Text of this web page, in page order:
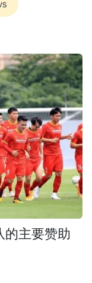
的主要赞助